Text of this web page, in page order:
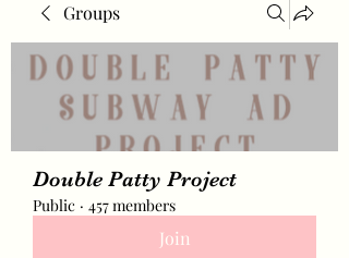
Groups
Double Patty Project
Public · 457 members
Join